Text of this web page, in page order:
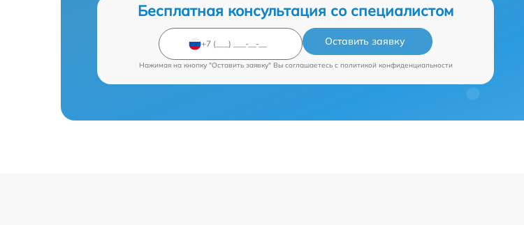
Бесплатная консультация со специалистом
Оставить заявку
Нажимая на кнопку "Оставить заявку" Вы соглашаетесь c политикой конфиденциальности